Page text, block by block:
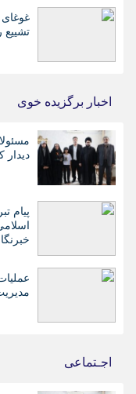
تشییع
اخبار برگزیده خوی
دیدار
پیام
اجـتماعی